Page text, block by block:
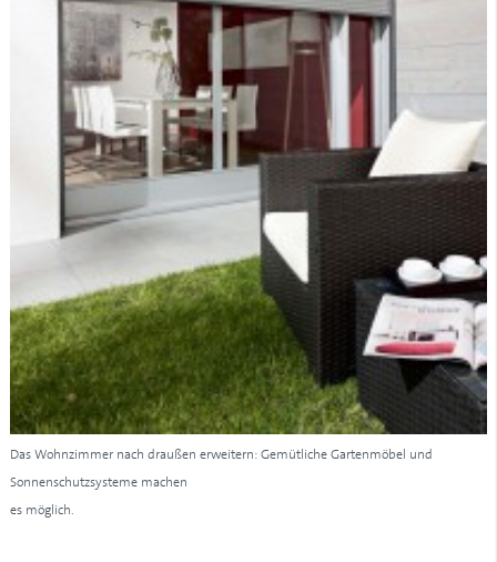
Das Wohnzimmer nach draußen erweitern: Gemütliche Gartenmöbel und
Sonnenschutzsysteme machen
es möglich.